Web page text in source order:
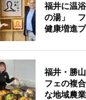
福井に温
の湯」 フ
健康増進
福井・勝
フェの複
な地域農